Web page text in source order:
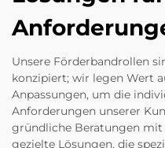
Unsere Förderbandrollen
konzipiert; wir legen Wert
Anpassungen, um die
Anforderungen unserer
gründliche Beratungen
gezielte Lösungen, die